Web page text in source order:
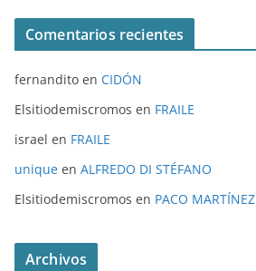
Comentarios recientes
fernandito en CIDÓN
Elsitiodemiscromos en FRAILE
israel en FRAILE
unique en ALFREDO DI STÉFANO
Elsitiodemiscromos en PACO MARTÍNEZ
Archivos